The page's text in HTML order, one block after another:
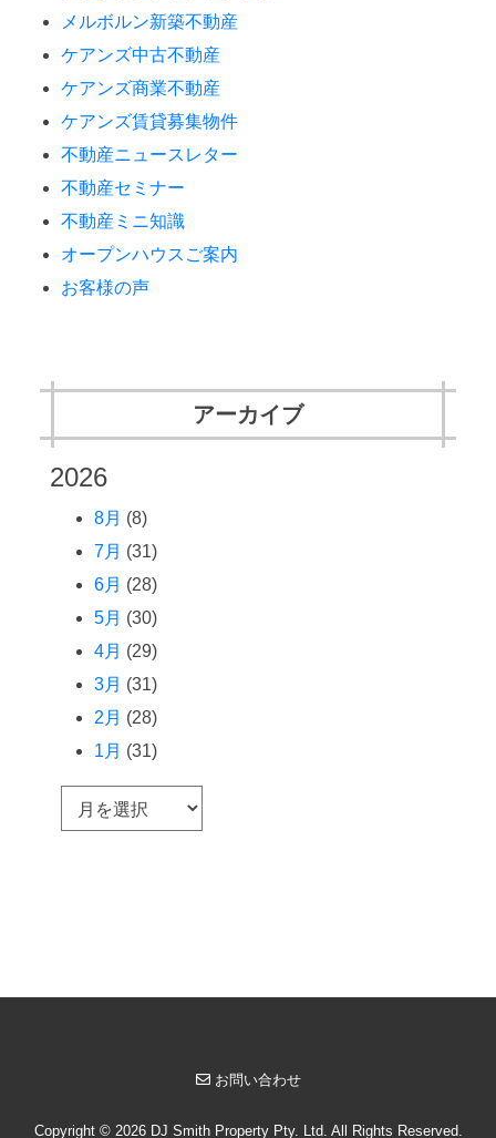
メルボルン新築不動産
ケアンズ中古不動産
ケアンズ商業不動産
ケアンズ賃貸募集物件
不動産ニュースレター
不動産セミナー
不動産ミニ知識
オープンハウスご案内
お客様の声
アーカイブ
2026
8月 (8)
7月 (31)
6月 (28)
5月 (30)
4月 (29)
3月 (31)
2月 (28)
1月 (31)
ー
お問い合わせ
Copyright © 2026 DJ Smith Property Pty. Ltd. All Rights Reserved.